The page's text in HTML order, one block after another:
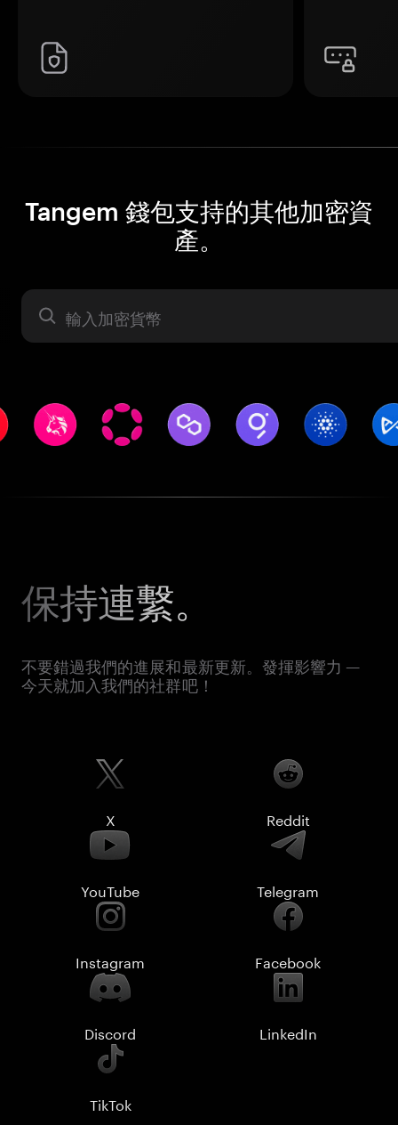
Tangem 錢包支持的其他加密資
產。
資產
保持連繫。
不要錯過我們的進展和最新更新。發揮影響力 —
今天就加入我們的社群吧！
X Reddit
YouTube Telegram
Instagram Facebook
Discord LinkedIn
TikTok